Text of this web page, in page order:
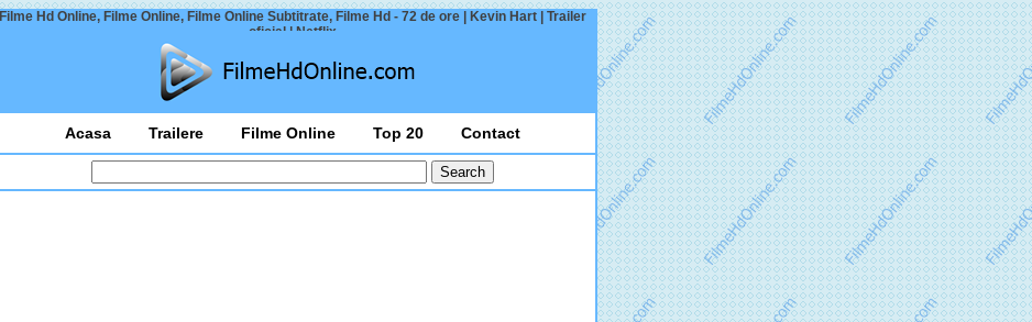
Filme Hd Online, Filme Online, Filme Online Subtitrate, Filme Hd - 72 de ore | Kevin Hart | Trailer
oficial | Netflix
Acasa Trailere Filme Online Top 20 Contact